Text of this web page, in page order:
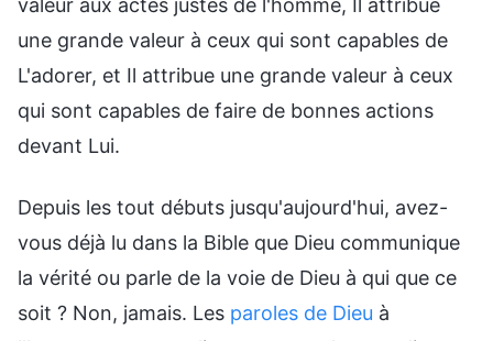
valeur aux actes justes de l'homme, Il attribue
une grande valeur à ceux qui sont capables de
L'adorer, et Il attribue une grande valeur à ceux
qui sont capables de faire de bonnes actions
devant Lui.
Depuis les tout débuts jusqu'aujourd'hui, avez-
vous déjà lu dans la Bible que Dieu communique
la vérité ou parle de la voie de Dieu à qui que ce
soit ? Non, jamais. Les paroles de Dieu à